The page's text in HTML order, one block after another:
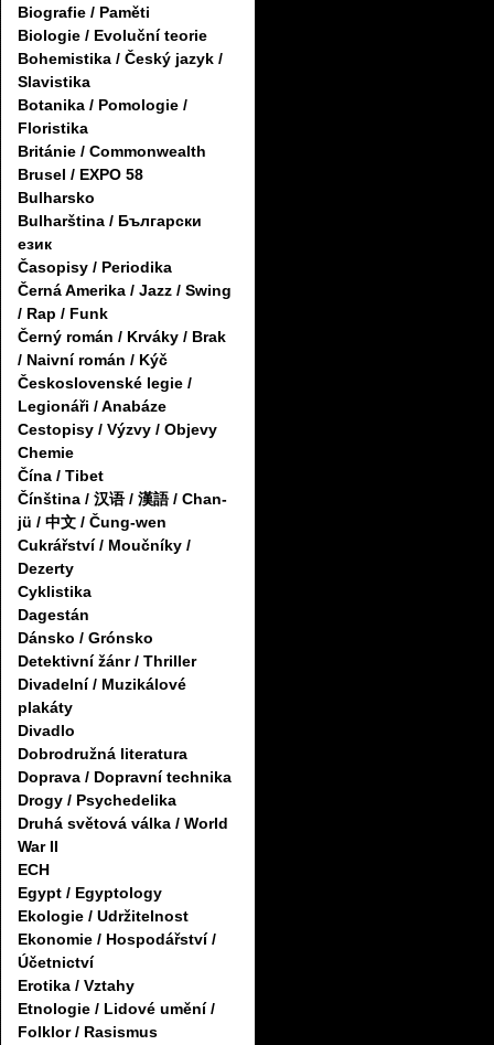
Biografie / Paměti
Biologie / Evoluční teorie
Bohemistika / Český jazyk /
Slavistika
Botanika / Pomologie /
Floristika
Británie / Commonwealth
Brusel / EXPO 58
Bulharsko
Bulharština / Български
език
Časopisy / Periodika
Černá Amerika / Jazz / Swing
/ Rap / Funk
Černý román / Krváky / Brak
/ Naivní román / Kýč
Československé legie /
Legionáři / Anabáze
Cestopisy / Výzvy / Objevy
Chemie
Čína / Tibet
Čínština / 汉语 / 漢語 / Chan-
jü / 中文 / Čung-wen
Cukrářství / Moučníky /
Dezerty
Cyklistika
Dagestán
Dánsko / Grónsko
Detektivní žánr / Thriller
Divadelní / Muzikálové
plakáty
Divadlo
Dobrodružná literatura
Doprava / Dopravní technika
Drogy / Psychedelika
Druhá světová válka / World
War II
ECH
Egypt / Egyptology
Ekologie / Udržitelnost
Ekonomie / Hospodářství /
Účetnictví
Erotika / Vztahy
Etnologie / Lidové umění /
Folklor / Rasismus